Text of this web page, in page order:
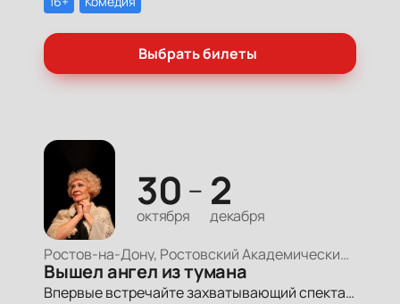
Выбрать билеты
30
октября
— 2
декабря
Ростов-на-Дону, Ростовский Академический Театр Драмы, Малая сцена
Вышел ангел из тумана
Впервые встречайте захватывающий спектакль, где смех и слезы смешиваются в одном дыхании, погружая вас в удивительную историю, где каждый образ отражает частичку нашей с вами жизни, семьи и дружбы.